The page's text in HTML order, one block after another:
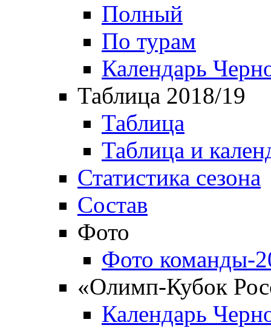
Полный
По турам
Календарь
Таблица 2018/19
Таблица
Таблица и
Статистика сезона
Состав
Фото
Фото команды-
«Олимп-Кубок
Календарь